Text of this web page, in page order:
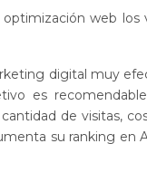
web
digital muy
es
de visitas,
su ranking en